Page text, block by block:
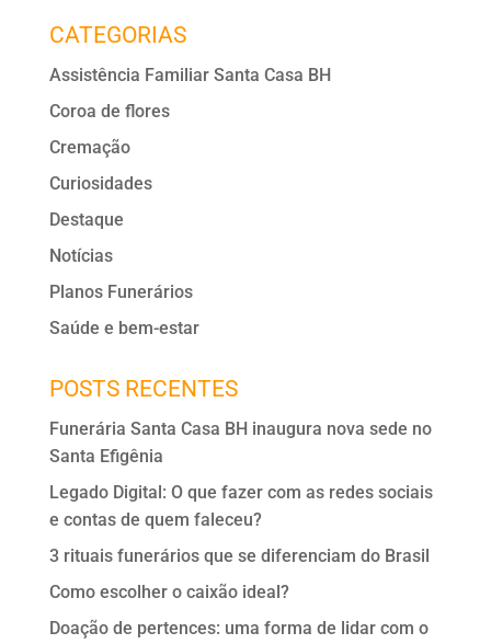
c
e
b
o
o
k
tt
er
at
s
A
l
e
CATEGORIAS
Assistência Familiar Santa Casa BH
Coroa de flores
Cremação
Curiosidades
Destaque
Notícias
Planos Funerários
Saúde e bem-estar
POSTS RECENTES
Funerária Santa Casa BH inaugura nova sede no
Santa Efigênia
Legado Digital: O que fazer com as redes sociais
e contas de quem faleceu?
3 rituais funerários que se diferenciam do Brasil
Como escolher o caixão ideal?
Doação de pertences: uma forma de lidar com o